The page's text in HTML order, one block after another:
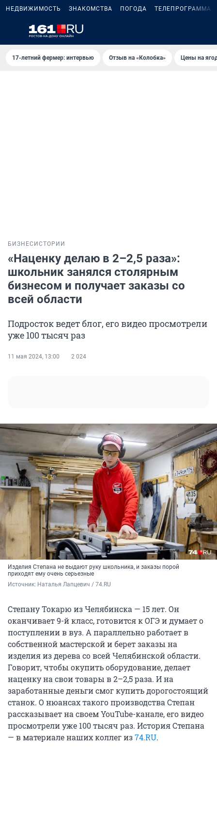
НЕДВИЖИМОСТЬ ЗНАКОМСТВА ПОГОДА ТЕЛЕПРОГРАММА
17-летний фермер: интервью Отзыв на «Колобка» Цены на
БИЗНЕС ИСТОРИИ
«Наценку делаю в 2–2,5 раза»:
школьник занялся столярным
бизнесом и получает заказы со
всей области
Подросток ведет блог, его видео просмотрели
уже 100 тысяч раз
11 мая 2024, 13:00 2 024
Изделия Степана не выдают руку школьника, и заказы порой
приходят ему очень серьезные
Источник: Наталья Лапцевич / 74.RU
Степану Токарю из Челябинска — 15 лет. Он
оканчивает 9-й класс, готовится к ОГЭ и думает о
поступлении в вуз. А параллельно работает в
собственной мастерской и берет заказы на
изделия из дерева со всей Челябинской области.
Говорит, чтобы окупить оборудование, делает
наценку на свои товары в 2–2,5 раза. И на
заработанные деньги смог купить дорогостоящий
станок. О нюансах такого производства Степан
рассказывает на своем YouTube-канале, его видео
просмотрели уже 100 тысяч раз. История Степана
— в материале наших коллег из74.RU.